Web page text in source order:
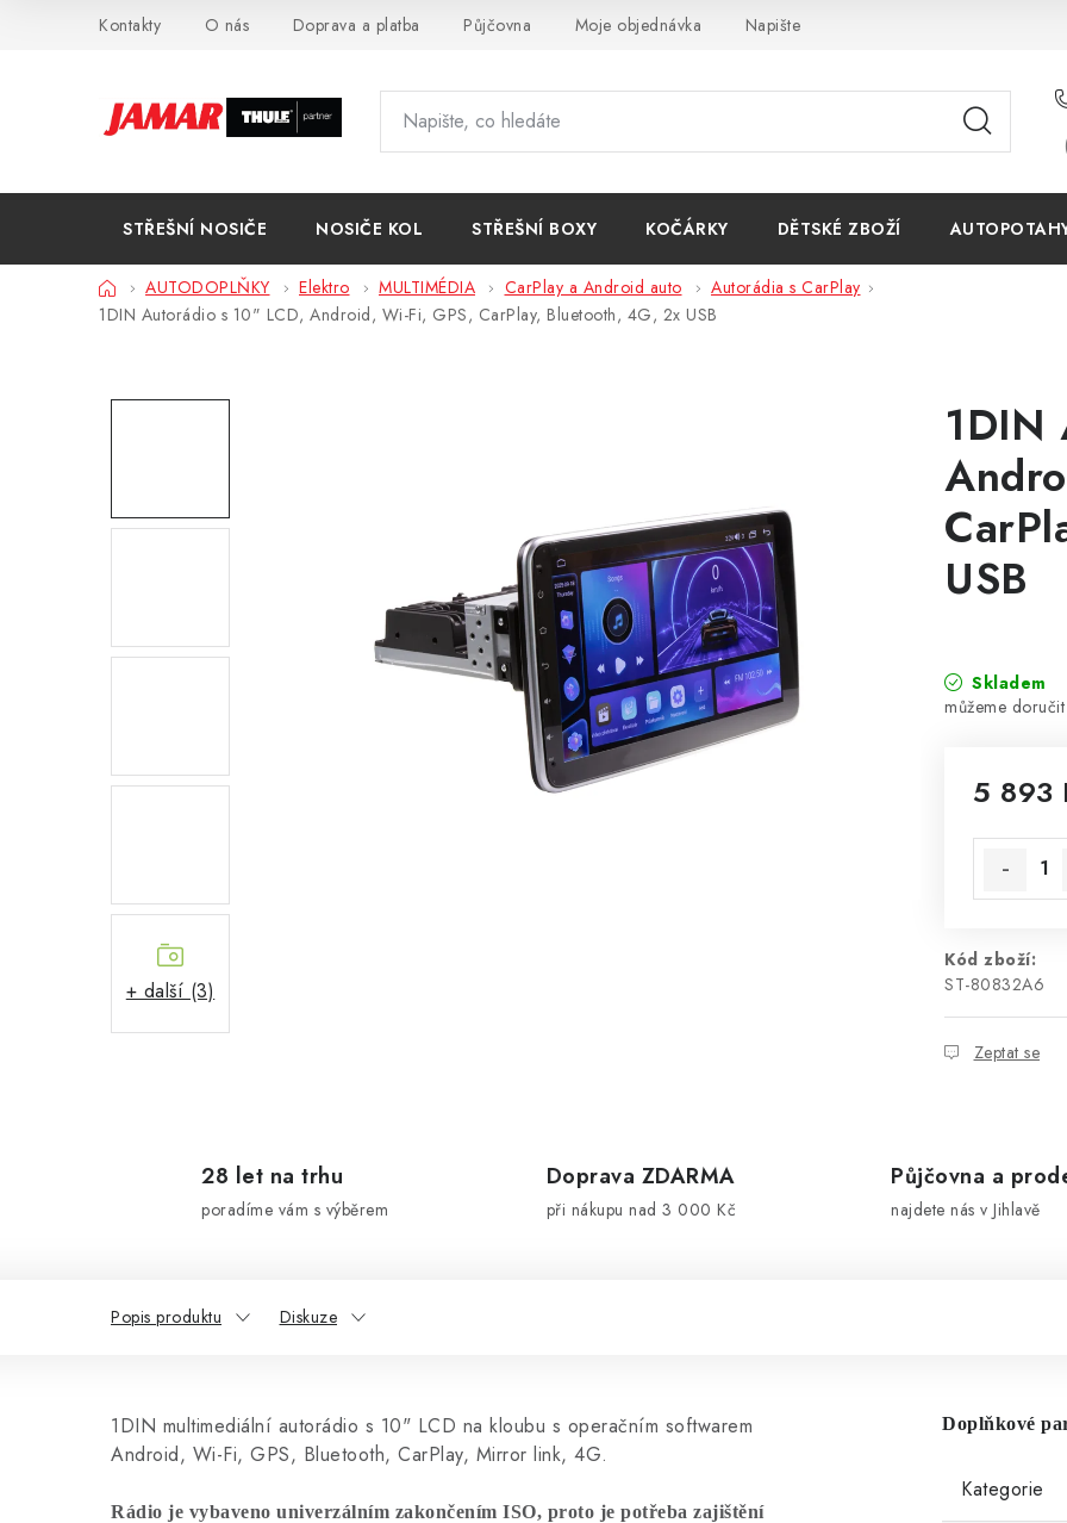
Kontakty O nás Doprava a platba Půjčovna Moje objednávka Napište nám
STŘEŠNÍ NOSIČE NOSIČE KOL STŘEŠNÍ BOXY KOČÁRKY DĚTSKÉ ZBOŽÍ
DomůAUTODOPLŇKY Elektro MULTIMÉDIA CarPlay a Android auto
Autorádia s CarPlay
1DIN Autorádio s 10" LCD, Android, Wi-Fi, GPS, CarPlay, Bluetooth, 4G, 2x USB
+ další (3)
1DIN
USB
Skladem
5 893
Kód zboží:
ST-80832A6
Zeptat se
28 let na trhu
poradíme vám s výběrem
Doprava ZDARMA
při nákupu nad 3 000 Kč
Půjčovna a
najdete nás v Jihlavě
Popis produktu Diskuze
1DIN multimediální autorádio s 10" LCD na kloubu s operačním softwarem
Android, Wi-Fi, GPS, Bluetooth, CarPlay, Mirror link, 4G.
Rádio je vybaveno univerzálním zakončením ISO, proto je potřeba zajištění
Doplňkové
Kategorie